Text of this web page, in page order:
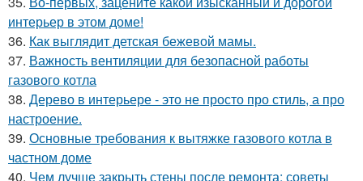
интерьер в этом доме!
36. Как выглядит детская бежевой мамы.
37. Важность вентиляции для безопасной работы
газового котла
38. Дерево в интерьере - это не просто про стиль, а про
настроение.
39. Основные требования к вытяжке газового котла в
частном доме
40. Чем лучше закрыть стены после ремонта: советы